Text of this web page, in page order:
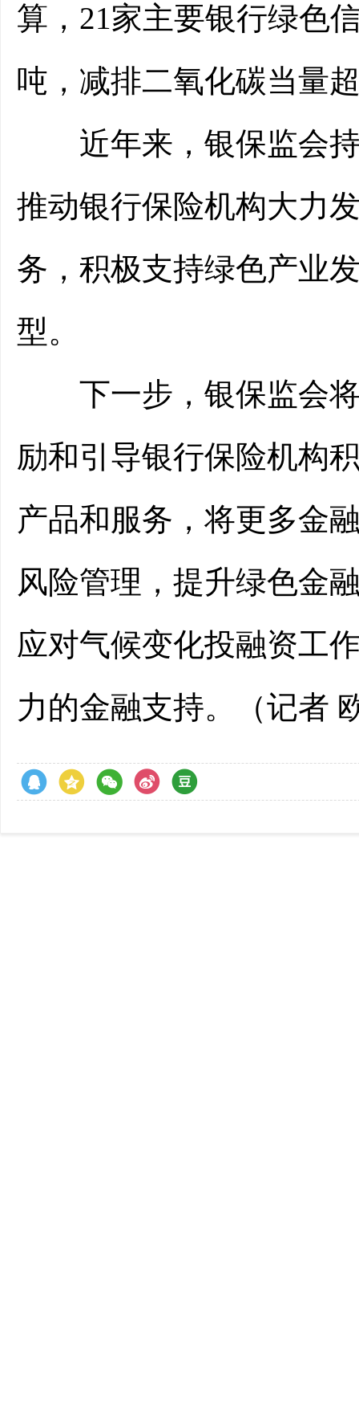
算，21家主要银行绿色
吨，减排二氧化碳当量
近年来，银保监会持
推动银行保险机构大力
务，积极支持绿色产业
型。
下一步，银保监会将
励和引导银行保险机构
产品和服务，将更多金
风险管理，提升绿色金
应对气候变化投融资工
力的金融支持。（记者